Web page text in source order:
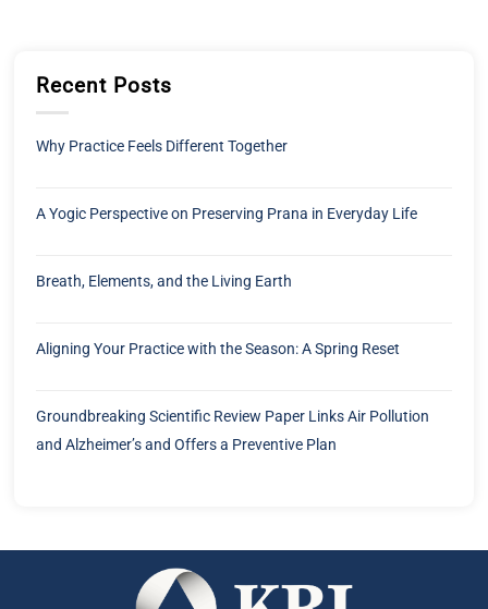
Recent Posts
Why Practice Feels Different Together
A Yogic Perspective on Preserving Prana in Everyday Life
Breath, Elements, and the Living Earth
Aligning Your Practice with the Season: A Spring Reset
Groundbreaking Scientific Review Paper Links Air Pollution
and Alzheimer’s and Offers a Preventive Plan